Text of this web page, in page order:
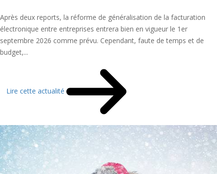
Après deux reports, la réforme de généralisation de la facturation
électronique entre entreprises entrera bien en vigueur le 1er
septembre 2026 comme prévu. Cependant, faute de temps et de
budget,...
Lire cette actualité